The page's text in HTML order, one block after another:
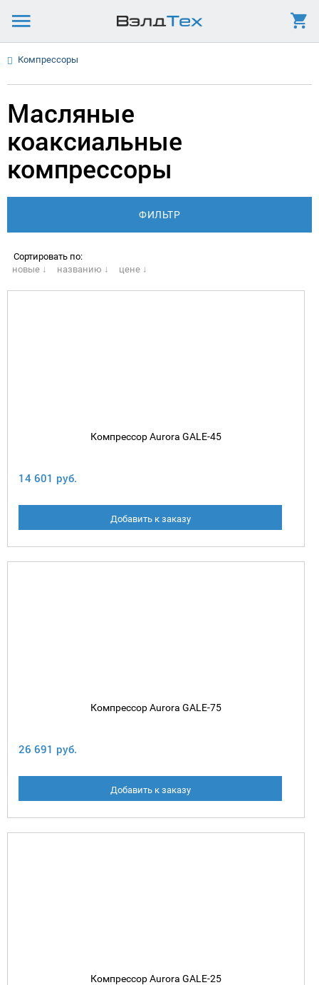
Компрессоры
Масляные
коаксиальные
компрессоры
Сортировать по:
новые ↓
названию ↓ цене ↓
Компрессор Aurora GALE-45
14 601 руб.
Добавить к заказу
Компрессор Aurora GALE-75
26 691 руб.
Добавить к заказу
Компрессор Aurora GALE-25